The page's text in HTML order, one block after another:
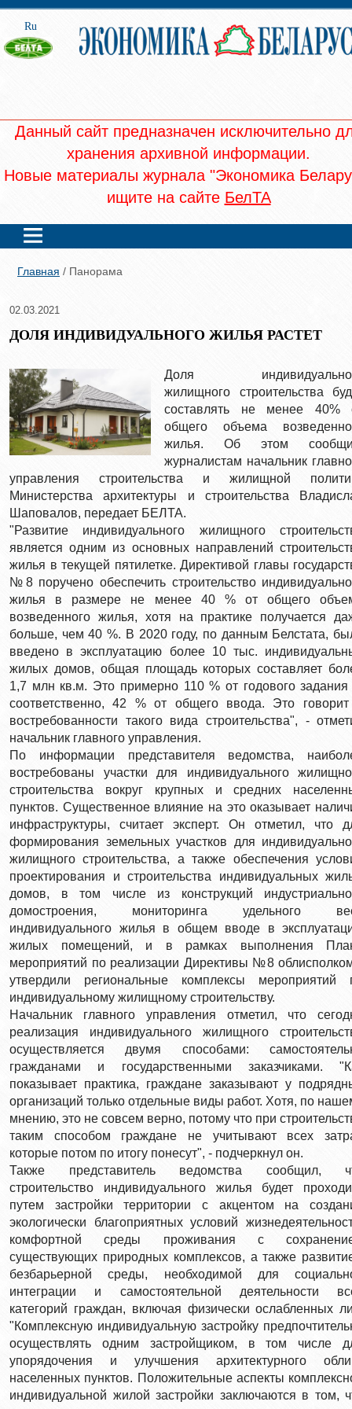
Ru
Данный сайт предназначен исключительно
хранения архивной информации.
Новые материалы журнала "Экономика
ищите на сайте БелТА
Главная / Панорама
02.03.2021
ДОЛЯ ИНДИВИДУАЛЬНОГО ЖИЛЬЯ РАСТЕТ
Доля
жилищного строительства
составлять не менее 40%
общего объема
жилья. Об этом
журналистам начальник
управления строительства и жилищной
Министерства архитектуры и строительства
Шаповалов, передает БЕЛТА.
"Развитие индивидуального жилищного
является одним из основных направлений
жилья в текущей пятилетке. Директивой главы
№8 поручено обеспечить строительство
жилья в размере не менее 40 % от общего
возведенного жилья, хотя на практике получается
больше, чем 40 %. В 2020 году, по данным Белстата,
введено в эксплуатацию более 10 тыс.
жилых домов, общая площадь которых составляет
1,7 млн кв.м. Это примерно 110 % от годового задания
соответственно, 42 % от общего ввода. Это
востребованности такого вида строительства", -
начальник главного управления.
По информации представителя ведомства,
востребованы участки для индивидуального
строительства вокруг крупных и средних
пунктов. Существенное влияние на это оказывает
инфраструктуры, считает эксперт. Он отметил, что
формирования земельных участков для
жилищного строительства, а также обеспечения
проектирования и строительства индивидуальных
домов, в том числе из конструкций
домостроения, мониторинга удельного
индивидуального жилья в общем вводе в
жилых помещений, и в рамках выполнения
мероприятий по реализации Директивы №8
утвердили региональные комплексы мероприятий
индивидуальному жилищному строительству.
Начальник главного управления отметил, что
реализация индивидуального жилищного
осуществляется двумя способами:
гражданами и государственными заказчиками.
показывает практика, граждане заказывают у
организаций только отдельные виды работ. Хотя, по
мнению, это не совсем верно, потому что при
таким способом граждане не учитывают всех
которые потом по итогу понесут", - подчеркнул он.
Также представитель ведомства сообщил,
строительство индивидуального жилья будет
путем застройки территории с акцентом на
экологически благоприятных условий
комфортной среды проживания с
существующих природных комплексов, а также
безбарьерной среды, необходимой для
интеграции и самостоятельной деятельности
категорий граждан, включая физически ослабленных
"Комплексную индивидуальную застройку
осуществлять одним застройщиком, в том числе
упорядочения и улучшения архитектурного
населенных пунктов. Положительные аспекты
индивидуальной жилой застройки заключаются в том,